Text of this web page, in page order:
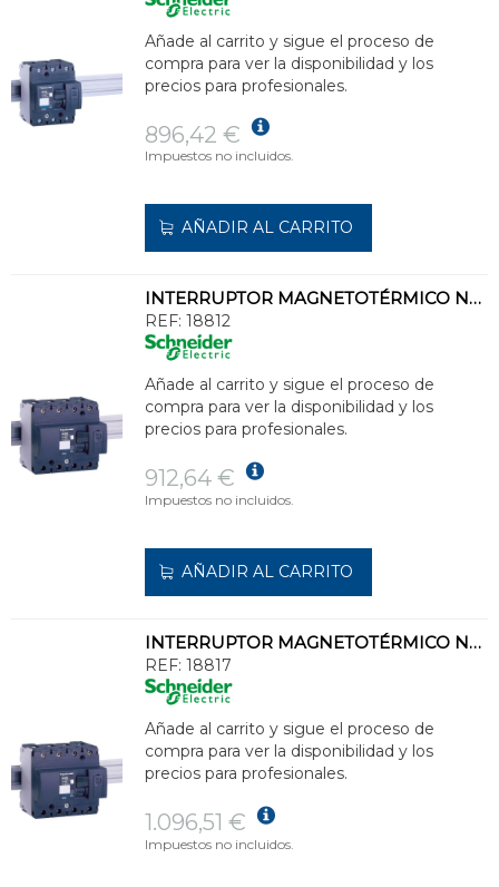
Añade al carrito y sigue el proceso de
compra para ver la disponibilidad y los
precios para profesionales.
896,42 €
Impuestos no incluidos.
AÑADIR AL CARRITO
INTERRUPTOR MAGNETOTÉRMICO NG125L 4P 20A CURVA-C
REF: 18812
Añade al carrito y sigue el proceso de
compra para ver la disponibilidad y los
precios para profesionales.
912,64 €
Impuestos no incluidos.
AÑADIR AL CARRITO
INTERRUPTOR MAGNETOTÉRMICO NG125L 4P 63A CURVA-C
REF: 18817
Añade al carrito y sigue el proceso de
compra para ver la disponibilidad y los
precios para profesionales.
1.096,51 €
Impuestos no incluidos.